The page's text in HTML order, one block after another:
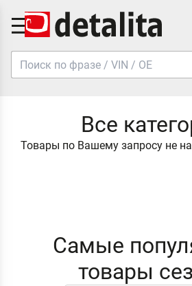
Все
Товары по Вашему запросу не
Самые
товары